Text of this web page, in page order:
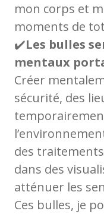
mon corps et
moments de
✔️Les bulles
mentaux
Créer
sécurité, des
des
dans des
atténuer les
Ces bulles, je